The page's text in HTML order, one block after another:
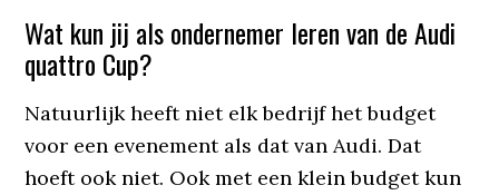
Wat kun jij als ondernemer leren van de Audi
quattro Cup?
Natuurlijk heeft niet elk bedrijf het budget
voor een evenement als dat van Audi. Dat
hoeft ook niet. Ook met een klein budget kun